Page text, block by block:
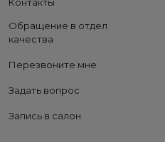
Контакты
Обращение в отдел
качества
Перезвоните мне
Задать вопрос
Запись в салон